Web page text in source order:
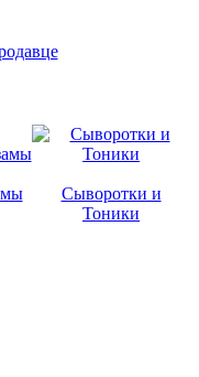
Сыворотки и
Тоники